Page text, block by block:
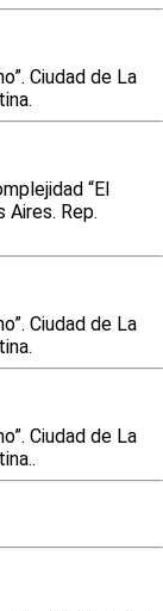
Ciudad de La
“El
Aires. Rep.
Ciudad de La
Ciudad de La